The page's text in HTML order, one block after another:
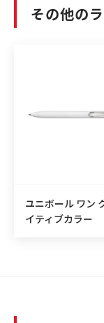
その他の
ユニボール ワン
イティブカラー